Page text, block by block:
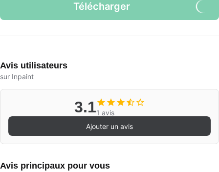
Télécharger
Avis utilisateurs
sur Inpaint
3.11 avis
Ajouter un avis
Avis principaux pour vous